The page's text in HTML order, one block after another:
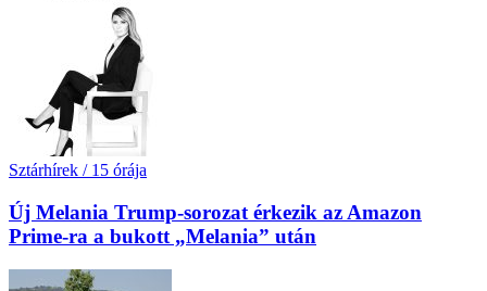
Sztárhírek / 15 órája
Új Melania Trump-sorozat érkezik az Amazon
Prime-ra a bukott „Melania” után